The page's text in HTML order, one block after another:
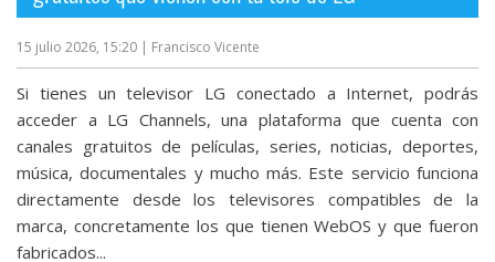
15 julio 2026, 15:20 | Francisco Vicente
Si tienes un televisor LG conectado a Internet, podrás
acceder a LG Channels, una plataforma que cuenta con
canales gratuitos de películas, series, noticias, deportes,
música, documentales y mucho más. Este servicio funciona
directamente desde los televisores compatibles de la
marca, concretamente los que tienen WebOS y que fueron
fabricados...